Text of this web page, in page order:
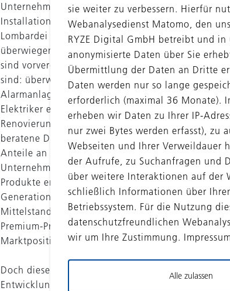
Unternehmen Pmflex. einem führenden
Installationsrohren. Das Unternehmen extrudiert
Lombardei jährlich mehrere Hunderttausend
überwiegend aus halogenfreiem Polypropylen.
sind vorverdrahtete Rohre, die mit einer großen
sind: überwiegend zur Stromversorgung, aber
Alarmanlagen. Die vorverdrahteten Rohre
Elektriker erheblich und bieten so einen
Renovierungsprojekte. Die Beteiligung an Pmflex
beratene DBAG Fund VII im Januar 2023
Anteile an die Hager Group. Diese
Unternehmen schaffen einen enormen
Produkte erfordert ein hohes Maß an Know-how
Generation zu Generation weitergegeben
Mittelstand in der Lage, hochwertige Produkte
Premium-Preis anzubieten, was wiederum zu
Marktposition führt.
Doch diese Fertigkeiten erfordern auch ständige
Entwicklung, um wettbewerbsfähig zu bleiben.
sie weiter zu verbessern. Hierfür
Webanalysedienst Matomo, den
RYZE Digital GmbH betreibt und in
anonymisierte Daten über Sie
Übermittlung der Daten an Dritte
Daten werden nur so lange
erforderlich (maximal 36 Monate).
erheben wir Daten zu Ihrer IP-
nur zwei Bytes werden erfasst), zu
Webseiten und Ihrer Verweildauer
der Aufrufe, zu Suchanfragen und
über weitere Interaktionen auf der
schließlich Informationen über
Betriebssystem. Für die Nutzung
datenschutzfreundlichen
wir um Ihre Zustimmung.
Alle zulassen